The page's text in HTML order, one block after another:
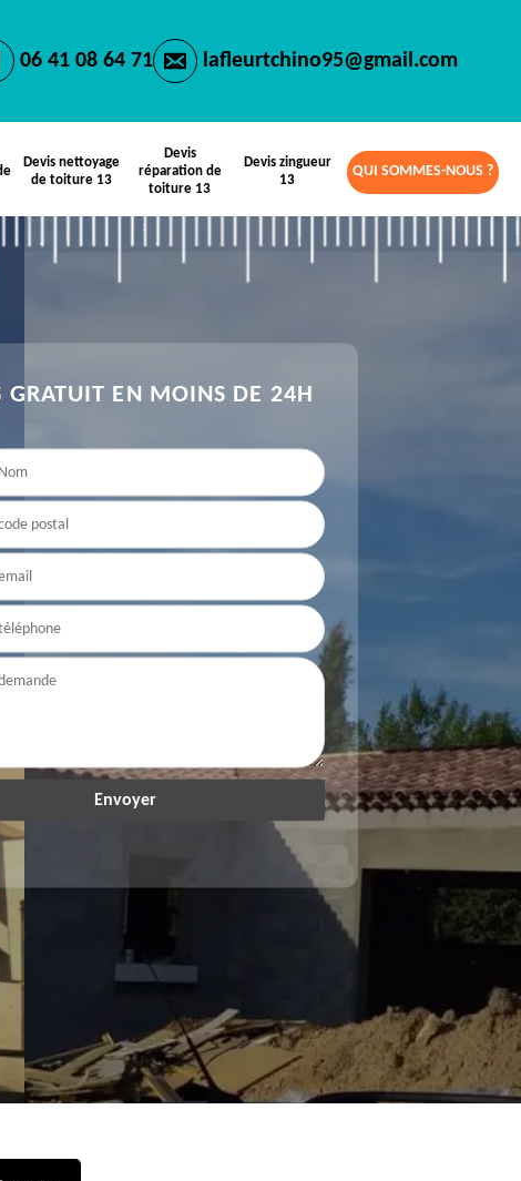
06 41 08 64 71 lafleurtchino95@gmail.com
Devis nettoyage
de toiture 13
Devis
réparation de
toiture 13
Devis zingueur
13
QUI SOMMES-NOUS ?
GRATUIT EN MOINS DE 24H